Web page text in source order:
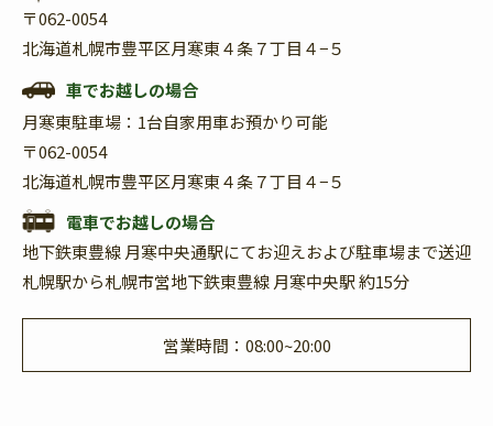
〒062-0054
北海道札幌市豊平区月寒東４条７丁目４−５
車でお越しの場合
月寒東駐車場：1台自家用車お預かり可能
〒062-0054
北海道札幌市豊平区月寒東４条７丁目４−５
電車でお越しの場合
地下鉄東豊線 月寒中央通駅にてお迎えおよび駐車場まで送迎
札幌駅から札幌市営地下鉄東豊線 月寒中央駅 約15分
営業時間：08:00~20:00